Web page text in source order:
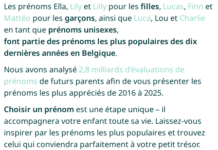
Les prénoms Ella, Lilyet Lillypour les filles, Lucas, Finn et
Mattéo pour les garçons, ainsi que Luca, Lou et Charlie
en tant que prénoms unisexes,
font partie des prénoms les plus populaires des dix
dernières années en Belgique.
Nous avons analysé2,8 milliards d’évaluations de
prénoms de futurs parents afin de vous présenter les
prénoms les plus appréciés de 2016 à 2025.
Choisir un prénomest une étape unique – il
accompagnera votre enfant toute sa vie. Laissez-vous
inspirer par les prénoms les plus populaires et trouvez
celui qui conviendra parfaitement à votre petit trésor.